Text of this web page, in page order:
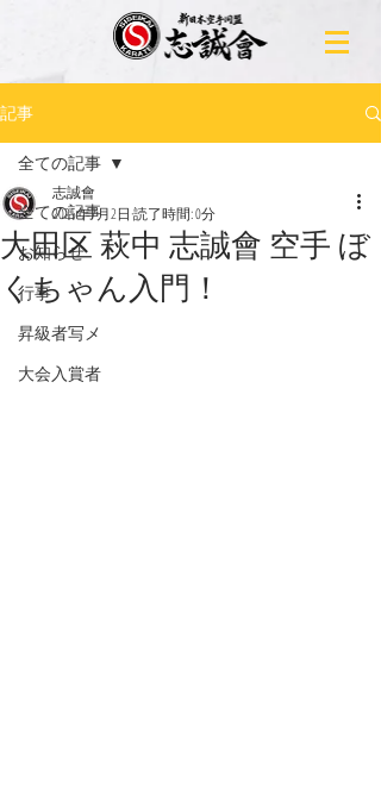
記事
全ての記事
お知らせ
行事
昇級者写メ
大会入賞者
全ての記事
大田区 萩中 志誠會 空手 ぼ
くちゃん入門！
志誠會
2025年7月2日 読了時間: 0分